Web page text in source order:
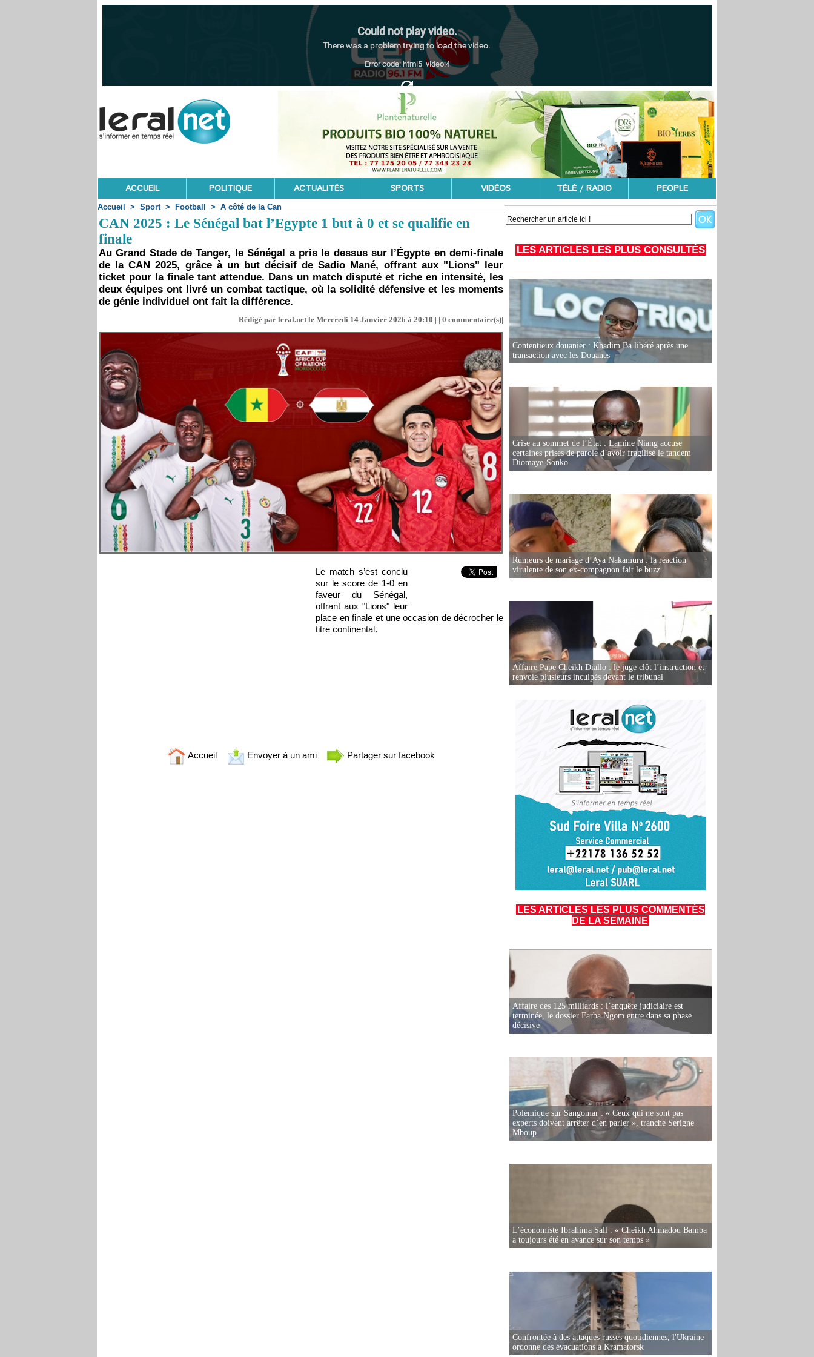
ACCUEIL POLITIQUE ACTUALITÉS SPORTS VIDÉOS TÉLÉ / RADIO PEOPLE
Accueil > Sport > Football > A côté de la Can
CAN 2025 : Le Sénégal bat l’Egypte 1 but à 0 et se qualifie en
finale
Au Grand Stade de Tanger, le Sénégal a pris le dessus sur l’Égypte en demi-finale
de la CAN 2025, grâce à un but décisif de Sadio Mané, offrant aux "Lions" leur
ticket pour la finale tant attendue. Dans un match disputé et riche en intensité, les
deux équipes ont livré un combat tactique, où la solidité défensive et les moments
de génie individuel ont fait la différence.
Rédigé par leral.net le Mercredi 14 Janvier 2026 à 20:10 | | 0 commentaire(s)|
Le match s’est conclu
sur le score de 1-0 en
faveur du Sénégal,
offrant aux "Lions" leur
place en finale et une occasion de décrocher le
titre continental.
Accueil Envoyer à un ami Partager sur facebook
LES ARTICLES LES PLUS CONSULTÉS
Contentieux douanier : Khadim Ba libéré après une
transaction avec les Douanes
Crise au sommet de l’État : Lamine Niang accuse
certaines prises de parole d’avoir fragilisé le tandem
Diomaye-Sonko
Rumeurs de mariage d’Aya Nakamura : la réaction
virulente de son ex-compagnon fait le buzz
Affaire Pape Cheikh Diallo : le juge clôt l’instruction et
renvoie plusieurs inculpés devant le tribunal
LES ARTICLES LES PLUS COMMENTÉS
DE LA SEMAINE
Affaire des 125 milliards : l’enquête judiciaire est
terminée, le dossier Farba Ngom entre dans sa phase
décisive
Polémique sur Sangomar : « Ceux qui ne sont pas
experts doivent arrêter d’en parler », tranche Serigne
Mboup
L’économiste Ibrahima Sall : « Cheikh Ahmadou Bamba
a toujours été en avance sur son temps »
Confrontée à des attaques russes quotidiennes, l'Ukraine
ordonne des évacuations à Kramatorsk